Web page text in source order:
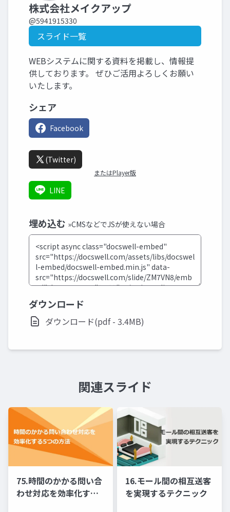
株式会社メイクアップ
@5941915330
スライド一覧
WEBシステムに関する資料を掲載し、情報提
供しております。 ぜひご活用よろしくお願い
いたします。
シェア
Facebook
(Twitter)
またはPlayer版
LINE
埋め込む »CMSなどでJSが使えない場合
ダウンロード
ダウンロード(pdf - 3.4MB)
関連スライド
75.時間のかかる問い合
わせ対応を効率化する5
16.モール間の相互送客
を実現するテクニック